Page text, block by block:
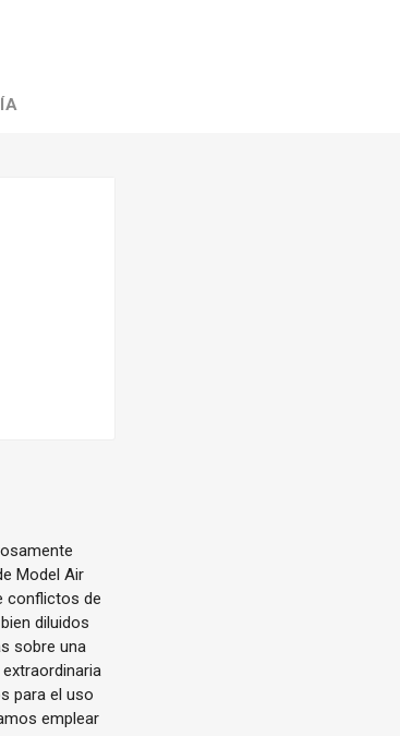
Model Air
conflictos de
diluidos
sobre una
para el uso
emplear